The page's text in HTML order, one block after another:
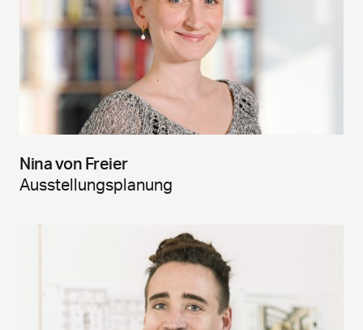
Nina von Freier
Ausstellungsplanung